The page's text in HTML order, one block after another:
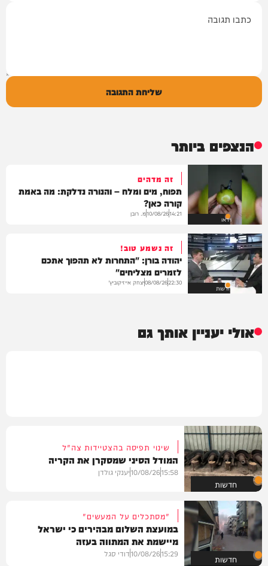
שליחת התגובה
הנצפים ביותר
וידאו
זה מדהים
תפוח, מים ומלח – והנורה נדלקת: מה באמת
קורה כאן?
14:21
10/08/26מ. רובן
חדשות
זה נשמע טוב!
יהודה בורן: "התחרות לא תהפוך אתכם
לזמרים מצליחים"
22:30
08/08/26יצחק אייזיקוביץ'
אולי יעניין אותך גם
חדשות
שינוי תפיסה בהצטיידות צה"ל
המודל הסיני שמסקרן את הקריה
15:58
10/08/26יענקי גולדן
חדשות
"מסתכלים על המעשים"
במועצת השלום מבהירים כי ישראל
מיישמת את המתווה בעזה
15:29
10/08/26דודי סגל